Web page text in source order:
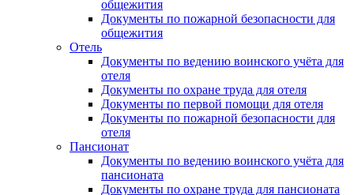
общежития
Документы по пожарной безопасности для
общежития
Отель
Документы по ведению воинского учёта для
отеля
Документы по охране труда для отеля
Документы по первой помощи для отеля
Документы по пожарной безопасности для
отеля
Пансионат
Документы по ведению воинского учёта для
пансионата
Документы по охране труда для пансионата